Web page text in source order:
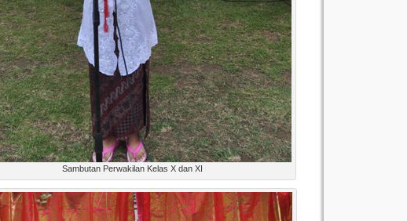
Sambutan Perwakilan Kelas X dan XI